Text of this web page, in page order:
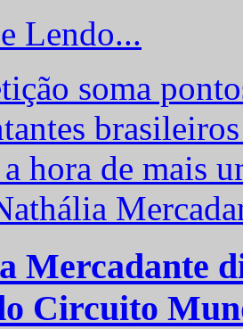
Lendo...
Mercadante
Circuito